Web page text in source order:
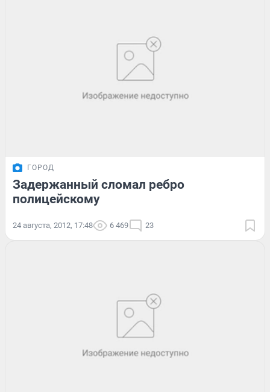
ГОРОД
Задержанный сломал ребро
полицейскому
24 августа, 2012, 17:48 6 469 23